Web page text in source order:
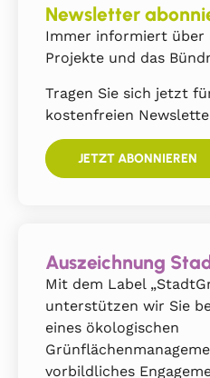
Newsletter
Immer informiert über
Projekte und das
Tragen Sie sich jetzt
kostenfreien
JETZT ABONNIEREN
Auszeichnung
Mit dem Label
unterstützen wir Sie
eines ökologischen
vorbildliches